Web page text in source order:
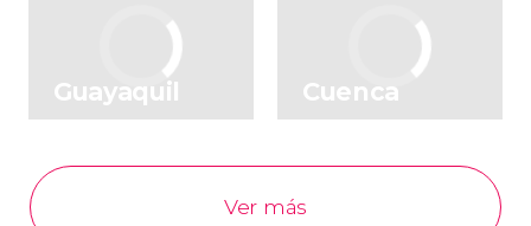
Guayaquil Cuenca
Ver más